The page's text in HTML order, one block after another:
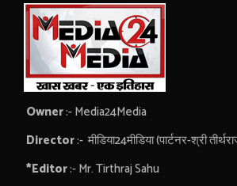
Owner:- Media24Media
Director:- मीडिया24मीडिया (पार्टनर-श्री
*Editor:- Mr. Tirthraj Sahu